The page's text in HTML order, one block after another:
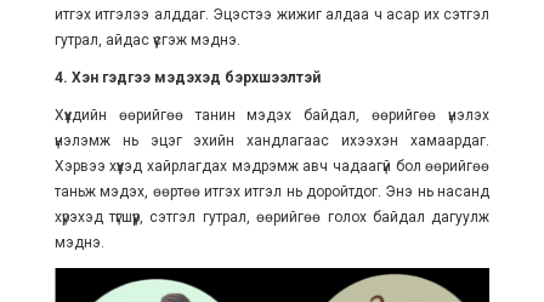
итгэх итгэлээ алддаг. Эцэстээ жижиг алдаа ч асар их сэтгэл
гутрал, айдас үүсгэж мэднэ.
4. Хэн гэдгээ мэдэхэд бэрхшээлтэй
Хүүхдийн өөрийгөө танин мэдэх байдал, өөрийгөө үнэлэх
үнэлэмж нь эцэг эхийн хандлагаас ихээхэн хамаардаг.
Хэрвээ хүүхэд хайрлагдах мэдрэмж авч чадаагүй бол өөрийгөө
таньж мэдэх, өөртөө итгэх итгэл нь доройтдог. Энэ нь насанд
хүрэхэд түгшүүр, сэтгэл гутрал, өөрийгөө голох байдал дагуулж
мэднэ.